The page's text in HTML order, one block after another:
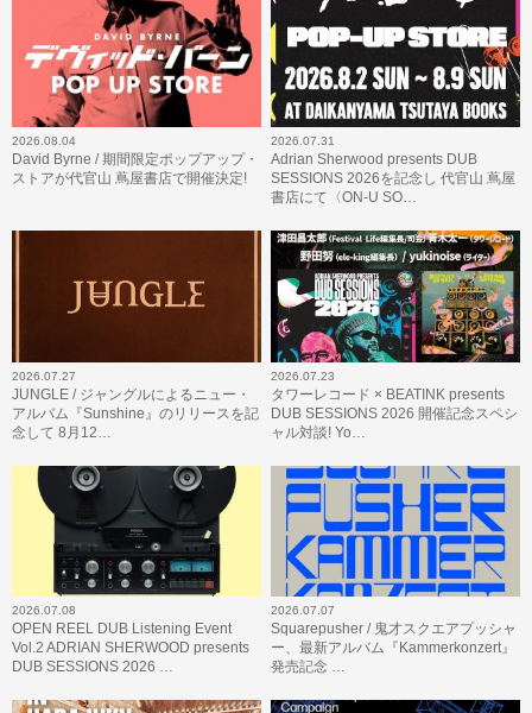
2026.08.04
David Byrne / 期間限定ポップアップ・
ストアが代官山 蔦屋書店で開催決定!
2026.07.31
Adrian Sherwood presents DUB
SESSIONS 2026を記念し 代官山 蔦屋
書店にて〈ON-U SO…
2026.07.27
JUNGLE / ジャングルによるニュー・
アルバム『Sunshine』のリリースを記
念して 8月12…
2026.07.23
タワーレコード × BEATINK presents
DUB SESSIONS 2026 開催記念スペシ
ャル対談! Yo…
2026.07.08
OPEN REEL DUB Listening Event
Vol.2 ADRIAN SHERWOOD presents
DUB SESSIONS 2026 …
2026.07.07
Squarepusher / 鬼才スクエアプッシャ
ー、最新アルバム『Kammerkonzert』
発売記念 …